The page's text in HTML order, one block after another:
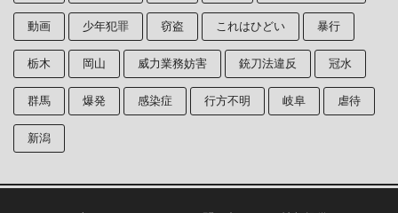
動画 少年犯罪 窃盗 これはひどい 暴行
栃木 岡山 威力業務妨害 銃刀法違反 冠水
群馬 爆発 感染症 行方不明 岐阜 虐待
新潟